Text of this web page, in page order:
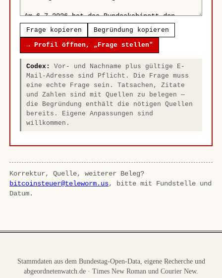
Frage kopieren Begründung kopieren
→ Profil öffnen, „Frage stellen"
Codex:
Vor- und Nachname plus gültige E-
Mail-Adresse sind Pflicht. Die Frage muss
eine echte Frage sein. Tatsachen, Zitate
und Zahlen sind mit Quellen zu belegen —
die Begründung enthält die nötigen Quellen
bereits. Eigene Anpassungen sind
willkommen.
Korrektur, Quelle, weiterer Beleg?
bitcoinsteuer@teleworm.us, bitte mit Fundstelle und
Datum.
Stammdaten aus dem Bundestag-Open-Data, eigene Recherche und
abgeordnetenwatch.de · Times New Roman und Courier New.